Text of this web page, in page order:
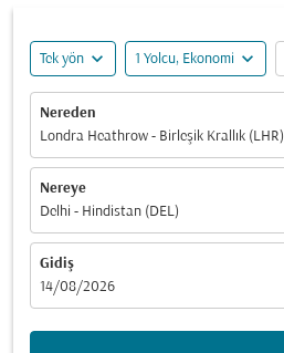
Tek yön expand_more 1 Yolcu, Ekonomi expand_more
Nereden
Londra Heathrow - Birleşik Krallık (LHR)
Nereye
Delhi - Hindistan (DEL)
Gidiş
fc-booking-departure-date-aria-label
14/08/2026